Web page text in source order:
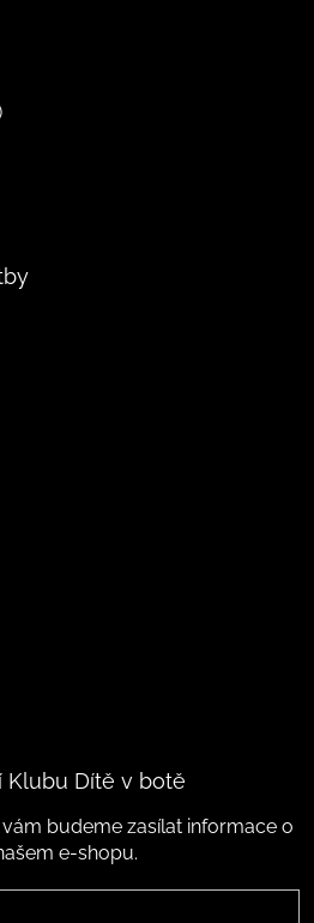
Dítě v botě
budeme zasílat informace o
e-shopu.